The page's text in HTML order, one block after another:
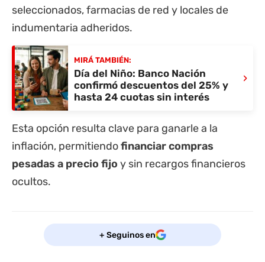
seleccionados, farmacias de red y locales de
indumentaria adheridos.
MIRÁ TAMBIÉN:
Día del Niño: Banco Nación
confirmó descuentos del 25% y
hasta 24 cuotas sin interés
›
Esta opción resulta clave para ganarle a la
inflación, permitiendofinanciar compras
pesadas a precio fijo y sin recargos financieros
ocultos.
+ Seguinos en